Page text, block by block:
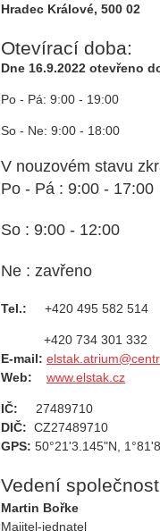
Hradec Králové, 500 02
Otevírací doba:
Dne 16.9.2022 otevřeno
Po - Pá: 9:00 - 19:00
So - Ne: 9:00 - 18:00
V nouzovém stavu
Po - Pá : 9:00 - 17:00
So : 9:00 - 12:00
Ne : zavřeno
Tel.: +420 495 582 514
+420 734 301 332
E-mail:
Web:
www.elstak.cz
IČ: 27489710
DIČ: CZ27489710
GPS: 50°21'3.145"N,
Vedení
Martin Bořke
Majitel-jednatel